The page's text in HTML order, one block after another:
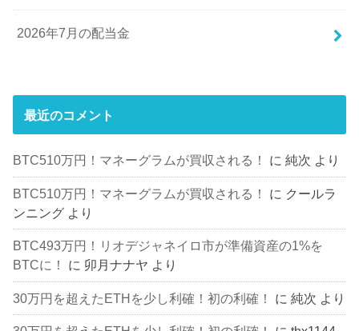
2026年7月の配当金
最近のコメント
BTC510万円！マネーグラムが買収される！ に純次 より
BTC510万円！マネーグラムが買収される！ に クールラ
ンニング より
BTC493万円！リオデジャネイロ市が準備資産の1%を
BTCに！
に 卯月ナナヤ より
30万円を超えたETHを少し利確！初の利確！ に純次 より